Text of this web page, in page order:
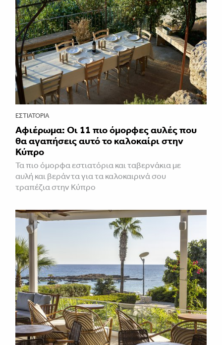
ΕΣΤΙΑΤΌΡΙΑ
Αφιέρωμα: Οι 11 πιο όμορφες αυλές που
θα αγαπήσεις αυτό το καλοκαίρι στην
Κύπρο
Τα πιο όμορφα εστιατόρια και ταβερνάκια με
αυλή και βεράντα για τα καλοκαιρινά σου
τραπέζια στην Κύπρο